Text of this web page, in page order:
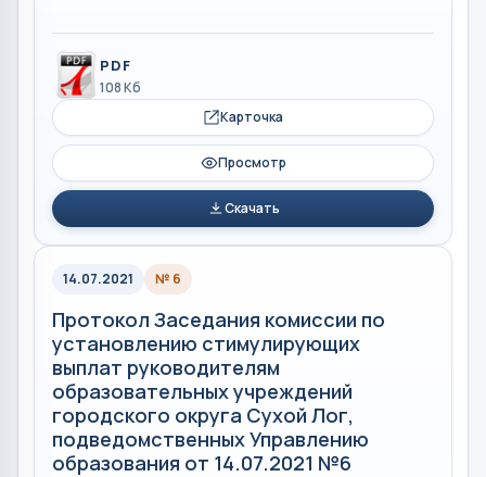
PDF
108 Кб
Карточка
Просмотр
Скачать
14.07.2021 № 6
Протокол Заседания комиссии по
установлению стимулирующих
выплат руководителям
образовательных учреждений
городского округа Сухой Лог,
подведомственных Управлению
образования от 14.07.2021 №6